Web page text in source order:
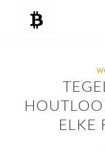
ELKE